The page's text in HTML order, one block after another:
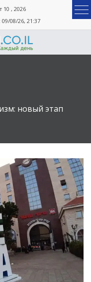
10 , 2026
08/26, 21:37
новый этап